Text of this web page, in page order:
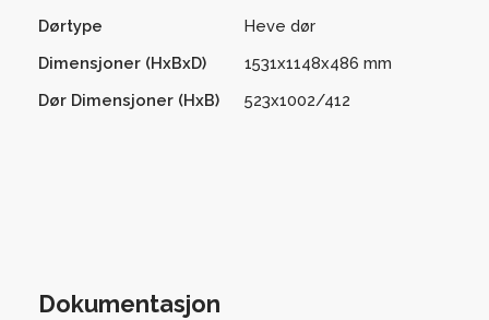
Dørtype Heve dør
Dimensjoner (HxBxD) 1531x1148x486 mm
Dør Dimensjoner (HxB) 523x1002/412
Dokumentasjon